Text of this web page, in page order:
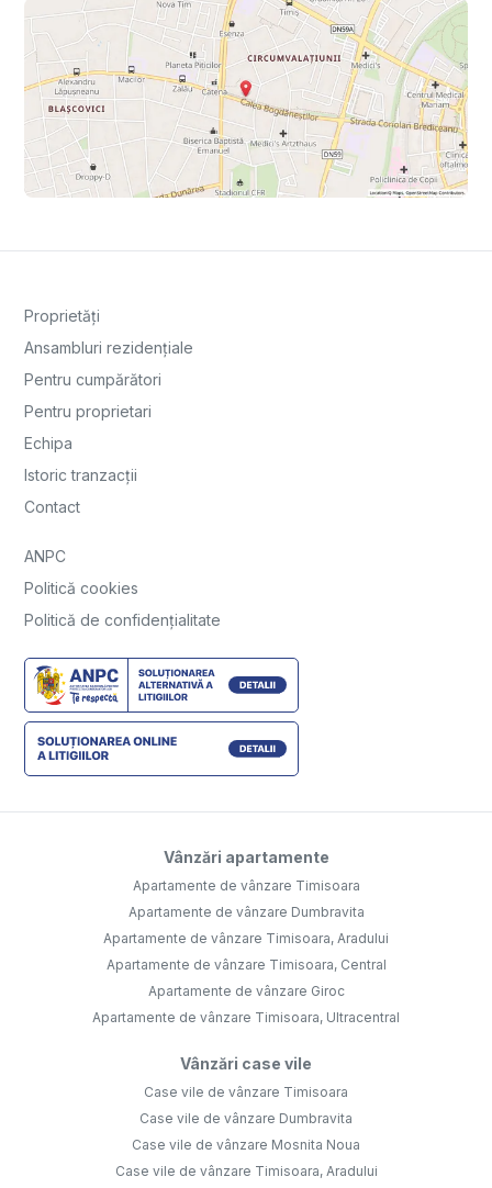
Proprietăți
Ansambluri rezidențiale
Pentru cumpărători
Pentru proprietari
Echipa
Istoric tranzacții
Contact
ANPC
Politică cookies
Politică de confidențialitate
Vânzări apartamente
Apartamente de vânzare Timisoara
Apartamente de vânzare Dumbravita
Apartamente de vânzare Timisoara, Aradului
Apartamente de vânzare Timisoara, Central
Apartamente de vânzare Giroc
Apartamente de vânzare Timisoara, Ultracentral
Vânzări case vile
Case vile de vânzare Timisoara
Case vile de vânzare Dumbravita
Case vile de vânzare Mosnita Noua
Case vile de vânzare Timisoara, Aradului